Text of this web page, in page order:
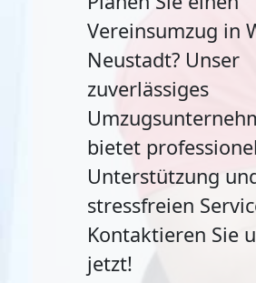
Vereinsumzug in
Neustadt? Unser
zuverlässiges
bietet
Unterstützung
stressfreien
Kontaktieren Sie
jetzt!